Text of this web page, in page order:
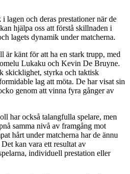
lagen och deras prestationer när de
hjälpa oss att förstå skillnaden i
lagets dynamik under matcherna.
är känt för att ha en stark trupp, med
Lukaku och Kevin De Bruyne.
skicklighet, styrka och taktisk
lag att möta. De har visat sin
genom att vinna fyra gånger av
har också talangfulla spelare, men
samma nivå av framgång mot
hårt under matcherna har de ännu
kan vara ett resultat av
individuell prestation eller